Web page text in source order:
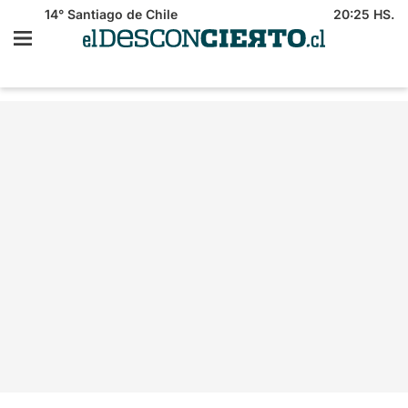
14° Santiago de Chile 20:25 HS.